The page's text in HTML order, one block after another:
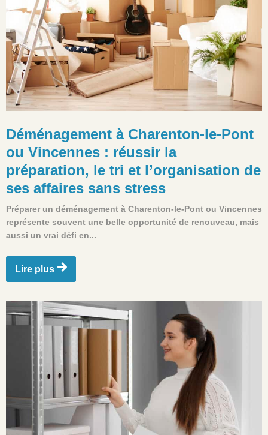
Déménagement à Charenton-le-Pont
ou Vincennes : réussir la
préparation, le tri et l’organisation de
ses affaires sans stress
Préparer un déménagement à Charenton-le-Pont ou Vincennes
représente souvent une belle opportunité de renouveau, mais
aussi un vrai défi en...
Lire plus